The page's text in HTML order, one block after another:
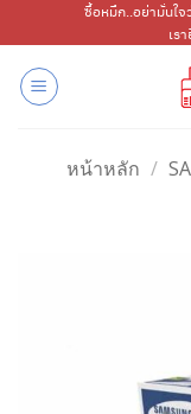
ไป
เนื้อหา
ซื้อหมึก..อย่ามั่นใจ
เร
หน้าหลัก /